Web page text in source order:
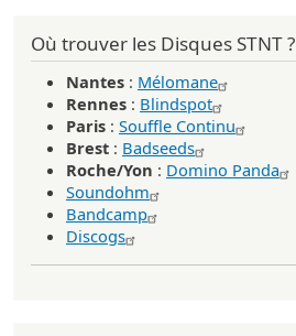
Où trouver les Disques STNT ?
Nantes : Mélomane
Rennes : Blindspot
Paris : Souffle Continu
Brest : Badseeds
Roche/Yon : Domino Panda
Soundohm
Bandcamp
Discogs